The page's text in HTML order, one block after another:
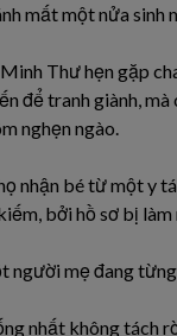
mất một nửa sinh
Minh Thư hẹn gặp
để tranh giành,
nghẹn ngào.
nhận bé từ một y
bởi hồ sơ bị làm
mẹ đang từng
nhất không tách